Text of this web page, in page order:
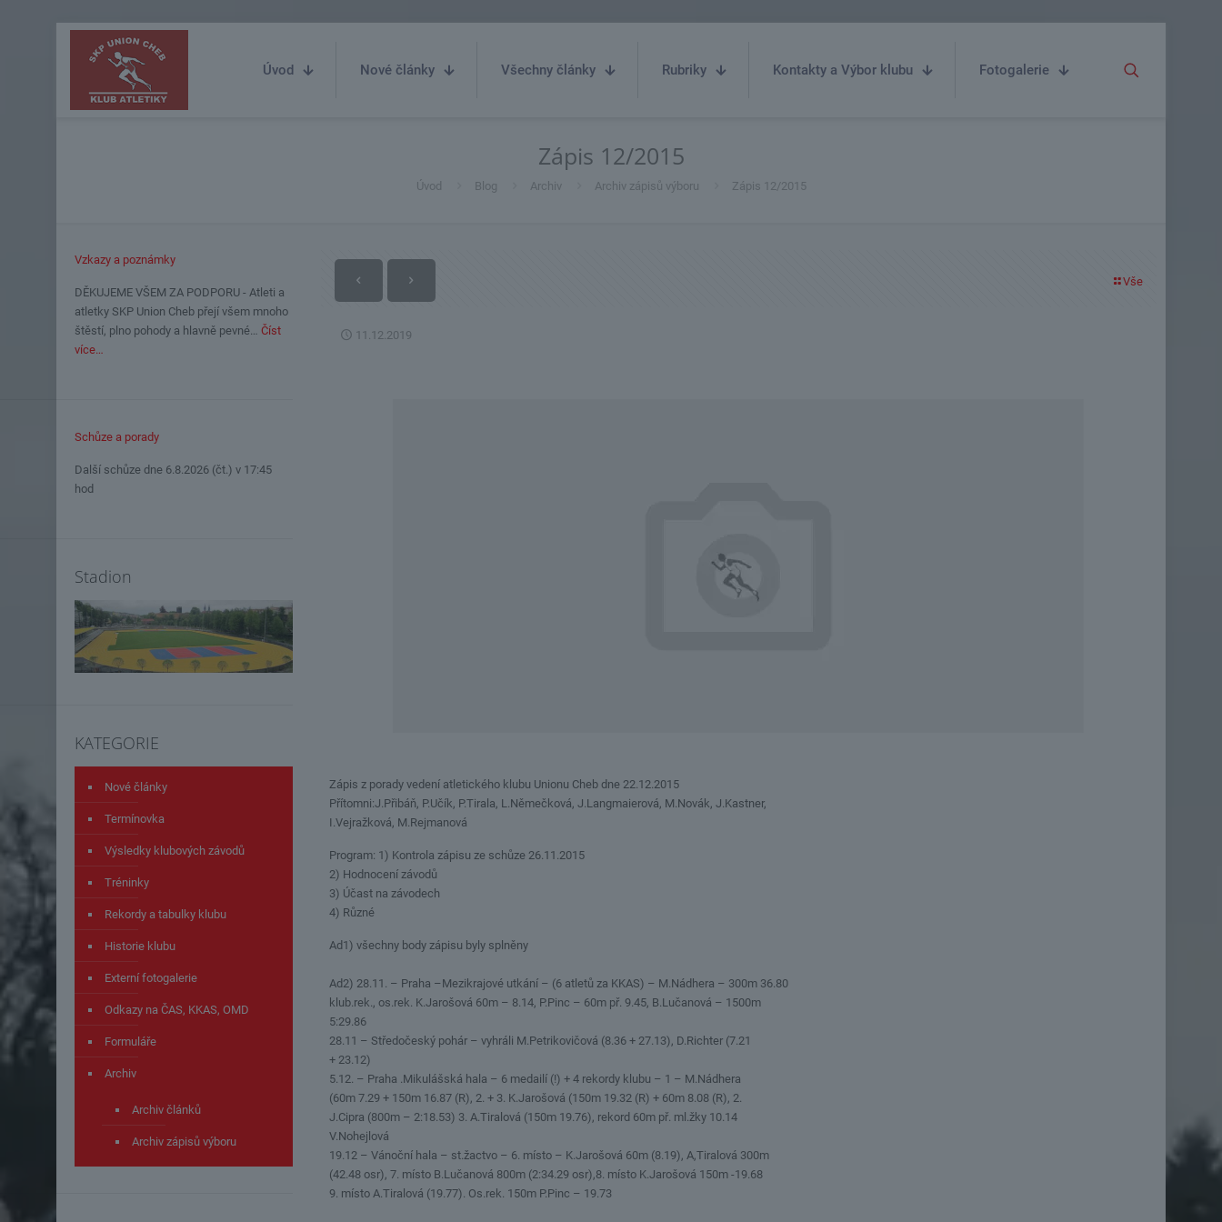
Úvod Nové články Všechny články Rubriky Kontakty a Výbor klubu Fotogalerie
Zápis 12/2015
Úvod Blog Archiv Archiv zápisů výboru Zápis 12/2015
Vše
11.12.2019
Zápis z porady vedení atletického klubu Unionu Cheb dne 22.12.2015
Přítomni:J.Přibáň, P.Učík, P.Tirala, L.Němečková, J.Langmaierová, M.Novák, J.Kastner,
I.Vejražková, M.Rejmanová
Program: 1) Kontrola zápisu ze schůze 26.11.2015
2) Hodnocení závodů
3) Účast na závodech
4) Různé
Ad1) všechny body zápisu byly splněny
Ad2) 28.11. – Praha –Mezikrajové utkání – (6 atletů za KKAS) – M.Nádhera – 300m 36.80
klub.rek., os.rek. K.Jarošová 60m – 8.14, P.Pinc – 60m př. 9.45, B.Lučanová – 1500m
5:29.86
28.11 – Středočeský pohár – vyhráli M.Petrikovičová (8.36 + 27.13), D.Richter (7.21
+ 23.12)
5.12. – Praha .Mikulášská hala – 6 medailí (!) + 4 rekordy klubu – 1 – M.Nádhera
(60m 7.29 + 150m 16.87 (R), 2. + 3. K.Jarošová (150m 19.32 (R) + 60m 8.08 (R), 2.
J.Cipra (800m – 2:18.53) 3. A.Tiralová (150m 19.76), rekord 60m př. ml.žky 10.14
V.Nohejlová
19.12 – Vánoční hala – st.žactvo – 6. místo – K.Jarošová 60m (8.19), A,Tiralová 300m
(42.48 osr), 7. místo B.Lučanová 800m (2:34.29 osr),8. místo K.Jarošová 150m -19.68
9. místo A.Tiralová (19.77). Os.rek. 150m P.Pinc – 19.73
Vzkazy a poznámky
DĚKUJEME VŠEM ZA PODPORU - Atleti a
atletky SKP Union Cheb přejí všem mnoho
štěstí, plno pohody a hlavně pevné… Číst
více…
Schůze a porady
Další schůze dne 6.8.2026 (čt.) v 17:45
hod
Stadion
KATEGORIE
Nové články
Termínovka
Výsledky klubových závodů
Tréninky
Rekordy a tabulky klubu
Historie klubu
Externí fotogalerie
Odkazy na ČAS, KKAS, OMD
Formuláře
Archiv
Archiv článků
Archiv zápisů výboru